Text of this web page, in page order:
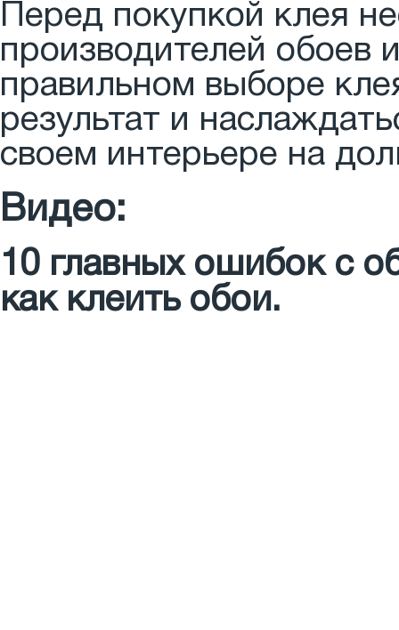
Перед покупкой клея
производителей обоев
правильном выборе
результат и
своем интерьере на
Видео:
10 главных ошибок с
как клеить обои.